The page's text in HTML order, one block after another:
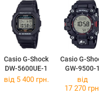
Casio G-Shock
DW-5600UE-1
Casio G-
GW-9500-
від 5 400 грн.
від
17 270